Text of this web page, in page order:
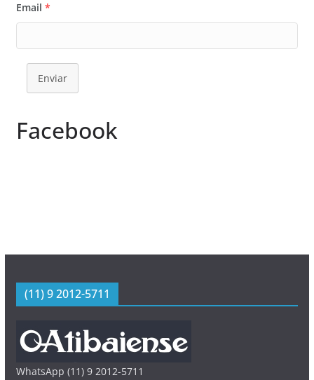
Email *
Enviar
Facebook
(11) 9 2012-5711
WhatsApp (11) 9 2012-5711